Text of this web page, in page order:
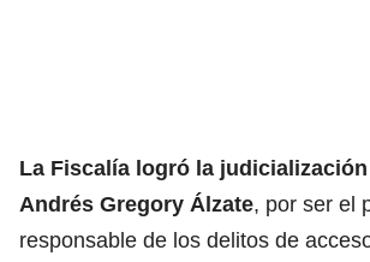
La Fiscalía logró la
Andrés Gregory Álzate, por ser el
responsable de los delitos de